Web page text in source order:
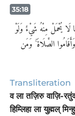
35:18
يُحْمَلْ مِنْهُ شَيْءٌ وَلَوْ
الصَّلَاةَ ۚ وَمَن
Transliteration
व ला तज़िरु वाज़ि-
हिम्लिहा ला युह्मल्